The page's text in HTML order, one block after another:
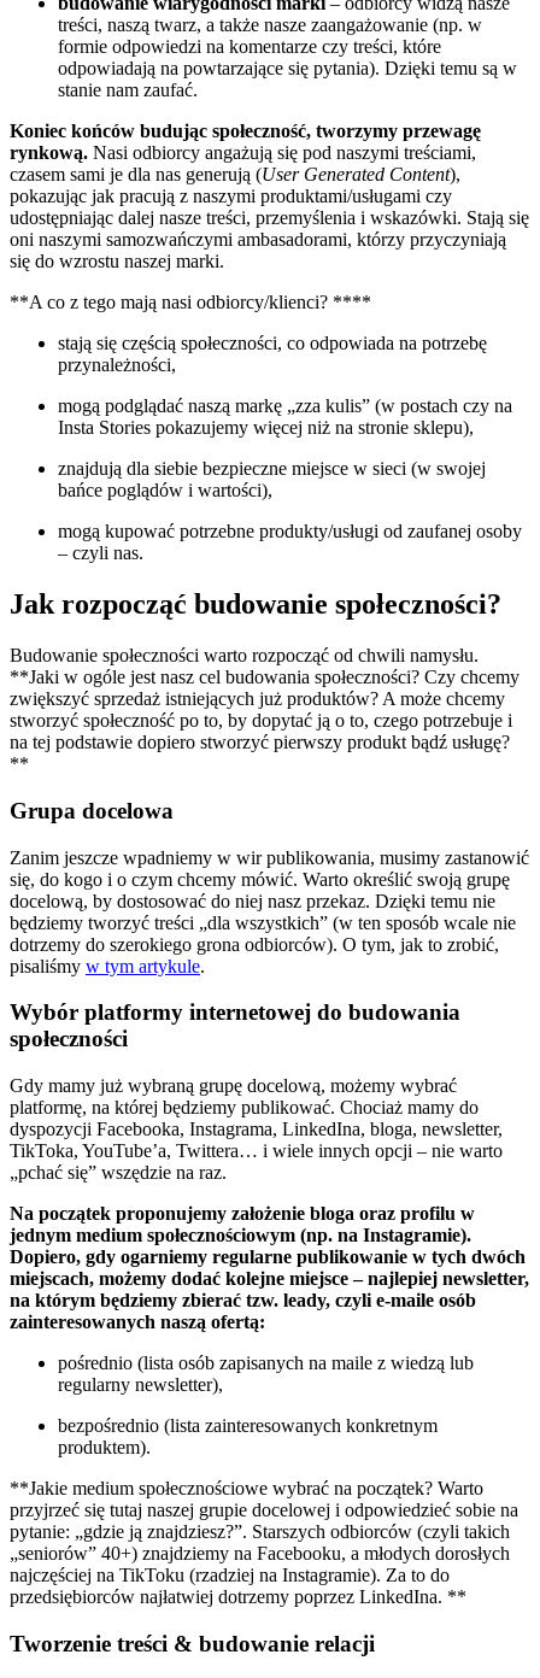
treści, naszą twarz, a także nasze zaangażowanie (np. w
formie odpowiedzi na komentarze czy treści, które
odpowiadają na powtarzające się pytania). Dzięki temu są w
stanie nam zaufać.
Koniec końców budując społeczność, tworzymy przewagę
rynkową. Nasi odbiorcy angażują się pod naszymi treściami,
czasem sami je dla nas generują (User Generated Content),
pokazując jak pracują z naszymi produktami/usługami czy
udostępniając dalej nasze treści, przemyślenia i wskazówki. Stają się
oni naszymi samozwańczymi ambasadorami, którzy przyczyniają
się do wzrostu naszej marki.
**A co z tego mają nasi odbiorcy/klienci? ****
stają się częścią społeczności, co odpowiada na potrzebę
przynależności,
mogą podglądać naszą markę „zza kulis” (w postach czy na
Insta Stories pokazujemy więcej niż na stronie sklepu),
znajdują dla siebie bezpieczne miejsce w sieci (w swojej
bańce poglądów i wartości),
mogą kupować potrzebne produkty/usługi od zaufanej osoby
– czyli nas.
Jak rozpocząć budowanie społeczności?
Budowanie społeczności warto rozpocząć od chwili namysłu.
**Jaki w ogóle jest nasz cel budowania społeczności? Czy chcemy
zwiększyć sprzedaż istniejących już produktów? A może chcemy
stworzyć społeczność po to, by dopytać ją o to, czego potrzebuje i
na tej podstawie dopiero stworzyć pierwszy produkt bądź usługę?
**
Grupa docelowa
Zanim jeszcze wpadniemy w wir publikowania, musimy zastanowić
się, do kogo i o czym chcemy mówić. Warto określić swoją grupę
docelową, by dostosować do niej nasz przekaz. Dzięki temu nie
będziemy tworzyć treści „dla wszystkich” (w ten sposób wcale nie
dotrzemy do szerokiego grona odbiorców). O tym, jak to zrobić,
pisaliśmy w tym artykule.
Wybór platformy internetowej do budowania
społeczności
Gdy mamy już wybraną grupę docelową, możemy wybrać
platformę, na której będziemy publikować. Chociaż mamy do
dyspozycji Facebooka, Instagrama, LinkedIna, bloga, newsletter,
TikToka, YouTube’a, Twittera… i wiele innych opcji – nie warto
„pchać się” wszędzie na raz.
Na początek proponujemy założenie bloga oraz profilu w
jednym medium społecznościowym (np. na Instagramie).
Dopiero, gdy ogarniemy regularne publikowanie w tych dwóch
miejscach, możemy dodać kolejne miejsce – najlepiej newsletter,
na którym będziemy zbierać tzw. leady, czyli e-maile osób
zainteresowanych naszą ofertą:
pośrednio (lista osób zapisanych na maile z wiedzą lub
regularny newsletter),
bezpośrednio (lista zainteresowanych konkretnym
produktem).
**Jakie medium społecznościowe wybrać na początek? Warto
przyjrzeć się tutaj naszej grupie docelowej i odpowiedzieć sobie na
pytanie: „gdzie ją znajdziesz?”. Starszych odbiorców (czyli takich
„seniorów” 40+) znajdziemy na Facebooku, a młodych dorosłych
najczęściej na TikToku (rzadziej na Instagramie). Za to do
przedsiębiorców najłatwiej dotrzemy poprzez LinkedIna. **
Tworzenie treści & budowanie relacji